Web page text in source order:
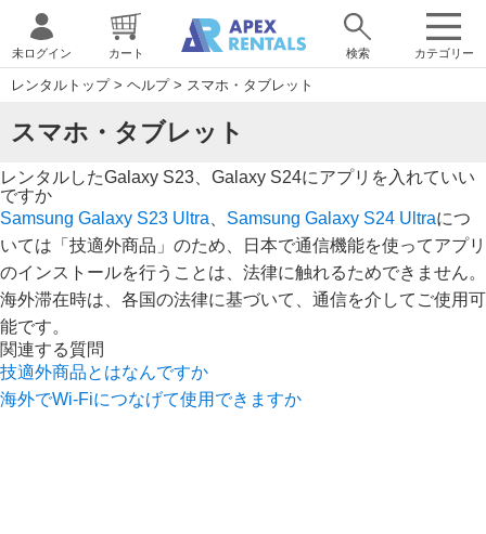
カテゴリー
未ログイン カート 検索
レンタルトップ> ヘルプ> スマホ・タブレット
スマホ・タブレット
レンタルしたGalaxy S23、Galaxy S24にアプリを入れていい
ですか
Samsung Galaxy S23 Ultra
Samsung Galaxy S24 Ultraにつ
いては「技適外商品」のため、日本で通信機能を使ってアプリ
のインストールを行うことは、法律に触れるためできません。
海外滞在時は、各国の法律に基づいて、通信を介してご使用可
能です。
関連する質問
技適外商品とはなんですか
海外でWi-Fiにつなげて使用できますか